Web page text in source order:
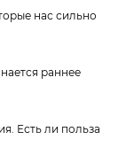
нас сильно
раннее
Есть ли польза